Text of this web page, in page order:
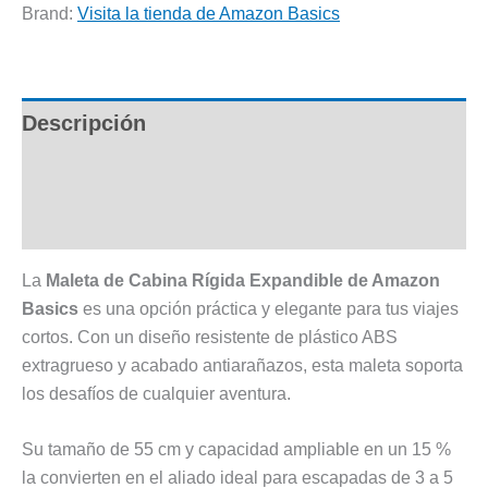
Brand: Visita la tienda de Amazon Basics
Descripción
La Maleta de Cabina Rígida Expandible de Amazon
Basics es una opción práctica y elegante para tus viajes
cortos. Con un diseño resistente de plástico ABS
extragrueso y acabado antiarañazos, esta maleta soporta
los desafíos de cualquier aventura.
Su tamaño de 55 cm y capacidad ampliable en un 15 %
la convierten en el aliado ideal para escapadas de 3 a 5